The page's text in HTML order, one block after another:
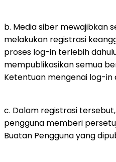
b. Media siber mewajibkan
melakukan registrasi
proses log-in terlebih
mempublikasikan semua
Ketentuan mengenai log-in
c. Dalam registrasi
pengguna memberi
Buatan Pengguna yang